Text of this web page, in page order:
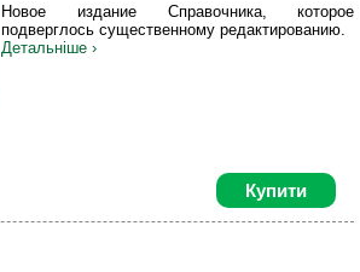
Новое издание Справочника, которое
подверглось существенному редактированию.
Детальніше ›
Купити